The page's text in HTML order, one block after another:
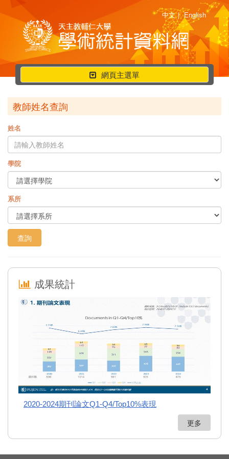
中文 | English
行
動
選
網頁主選單
教師姓名查詢
姓名
學院
系所
成果統計
2020-2024期刊論文Q1-Q4/Top10%表現
更多